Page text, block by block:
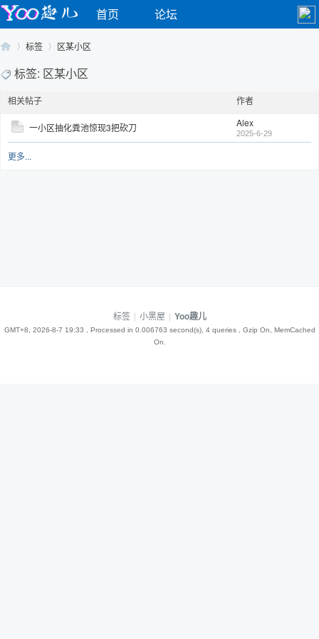
首页 论坛
Yo›
标签 区某小区
标签: 区某小区
相关帖子 作者
一小区抽化粪池惊现3把砍刀 Alex
2025-6-29
更多...
标签 | 小黑屋 | Yoo趣儿
GMT+8, 2026-8-7 19:33 , Processed in 0.006763 second(s), 4 queries , Gzip On, MemCached
On.